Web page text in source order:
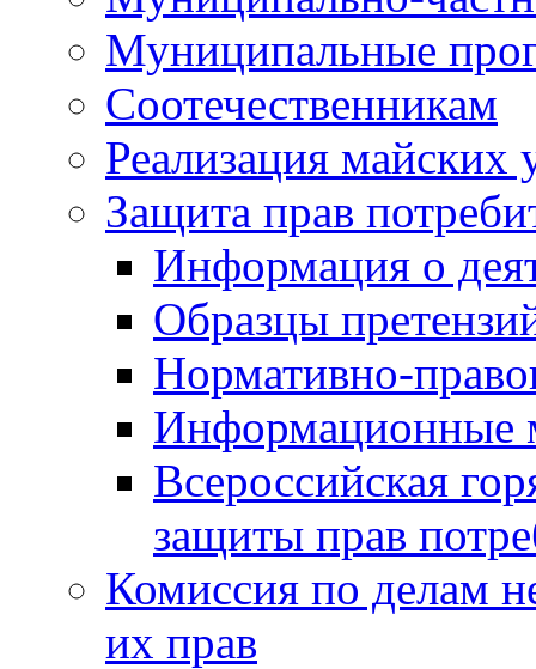
Муниципальные
Соотечественникам
Реализация майских
Защита прав
Информация о
Образцы
Нормативно-
Информационные
Всероссийская
защиты прав
Комиссия по делам
их прав